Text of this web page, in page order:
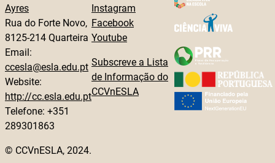
Ayres
Rua do Forte Novo,
8125-214 Quarteira
Email:
ccesla@esla.edu.pt
Website:
http://cc.esla.edu.pt
Telefone: +351
289301863
© CCVnESLA, 2024.
Instagram
Facebook
Youtube
Subscreve a Lista
de Informação do
CCVnESLA